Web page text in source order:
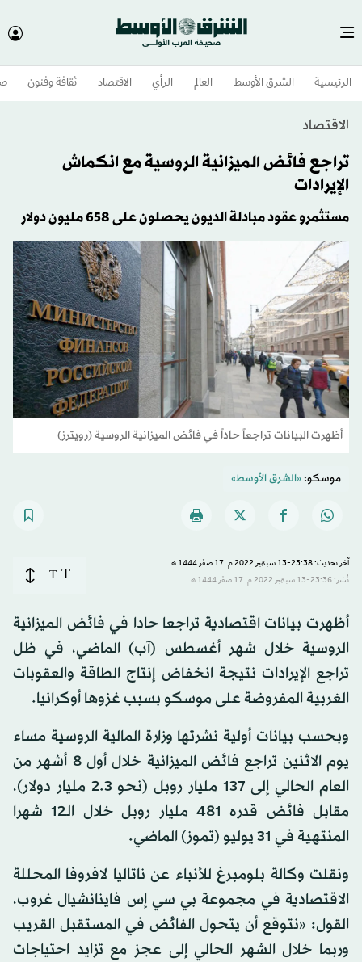
الرئيسية الشرق الأوسط​ العالم الرأي الاقتصاد ثقافة وفنون
الاقتصاد
تراجع فائض الميزانية الروسية مع انكماش
الإيرادات
مستثمرو عقود مبادلة الديون يحصلون على 658 مليون دولار
أظهرت البيانات تراجعاً حاداً في فائض الميزانية الروسية (رويترز)
موسكو:«الشرق الأوسط»
آخر تحديث: 23:38-13 سبتمبر 2022 م ـ 17 صفَر 1444 هـ
نُشر: 23:36-13 سبتمبر 2022 م ـ 17 صفَر 1444 هـ
T
T
أظهرت بيانات اقتصادية تراجعا حادا في فائض الميزانية
الروسية خلال شهر أغسطس (آب) الماضي، في ظل
تراجع الإيرادات نتيجة انخفاض إنتاج الطاقة والعقوبات
الغربية المفروضة على موسكو بسبب غزوها أوكرانيا.
وبحسب بيانات أولية نشرتها وزارة المالية الروسية مساء
يوم الاثنين تراجع فائض الميزانية خلال أول 8 أشهر من
العام الحالي إلى 137 مليار روبل (نحو 2.3 مليار دولار)،
مقابل فائض قدره 481 مليار روبل خلال الـ12 شهرا
المنتهية في 31 يوليو (تموز) الماضي.
ونقلت وكالة بلومبرغ للأنباء عن ناتاليا لافروفا المحللة
الاقتصادية في مجموعة بي سي إس فاينانشيال غروب،
القول: «نتوقع أن يتحول الفائض في المستقبل القريب
وربما خلال الشهر الحالي إلى عجز مع تزايد احتياجات